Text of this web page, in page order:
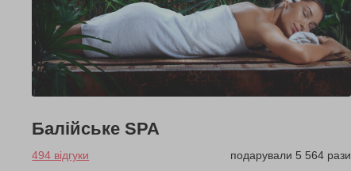
Балійське SPA
494 відгуки
подарували 5 564 рази